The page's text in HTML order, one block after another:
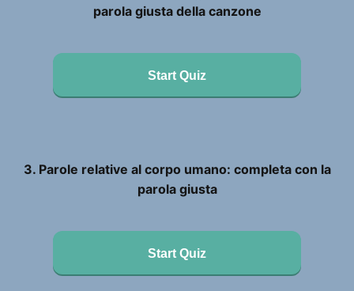
parola giusta della canzone
Start Quiz
3. Parole relative al corpo umano: completa con la
parola giusta
Start Quiz